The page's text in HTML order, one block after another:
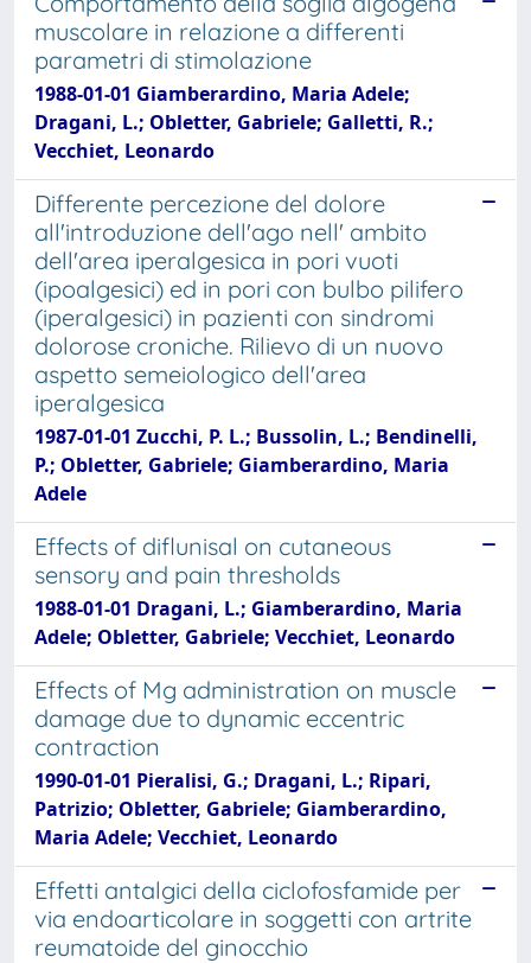
muscolare in relazione a differenti
parametri di stimolazione
1988-01-01 Giamberardino, Maria Adele;
Dragani, L.; Obletter, Gabriele; Galletti, R.;
Vecchiet, Leonardo
Differente percezione del dolore
all'introduzione dell'ago nell' ambito
dell'area iperalgesica in pori vuoti
(ipoalgesici) ed in pori con bulbo pilifero
(iperalgesici) in pazienti con sindromi
dolorose croniche. Rilievo di un nuovo
aspetto semeiologico dell'area
iperalgesica
1987-01-01 Zucchi, P. L.; Bussolin, L.; Bendinelli,
P.; Obletter, Gabriele; Giamberardino, Maria
Adele
Effects of diflunisal on cutaneous
sensory and pain thresholds
1988-01-01 Dragani, L.; Giamberardino, Maria
Adele; Obletter, Gabriele; Vecchiet, Leonardo
Effects of Mg administration on muscle
damage due to dynamic eccentric
contraction
1990-01-01 Pieralisi, G.; Dragani, L.; Ripari,
Patrizio; Obletter, Gabriele; Giamberardino,
Maria Adele; Vecchiet, Leonardo
Effetti antalgici della ciclofosfamide per
via endoarticolare in soggetti con artrite
reumatoide del ginocchio